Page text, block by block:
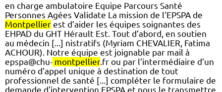
en charge ambulatoire Equipe Parcours Santé
Personnes Agées Validate La mission de l'EPSPA de
Montpellier est d’aider les équipes soignantes des
EHPAD du GHT Hérault Est. Tout d’abord, en soutien
au médecin [...] nistratifs (Myriam CHEVALIER, Fatima
ACHOUR). Notre équipe est joignable par mail à
epspa@chu- montpellier.fr ou par l’intermédiaire d’un
numéro d’appel unique à destination de tout
professionnel de santé [...] compléter le formulaire de
demande d'intervention EPSPA et nous le transmettre